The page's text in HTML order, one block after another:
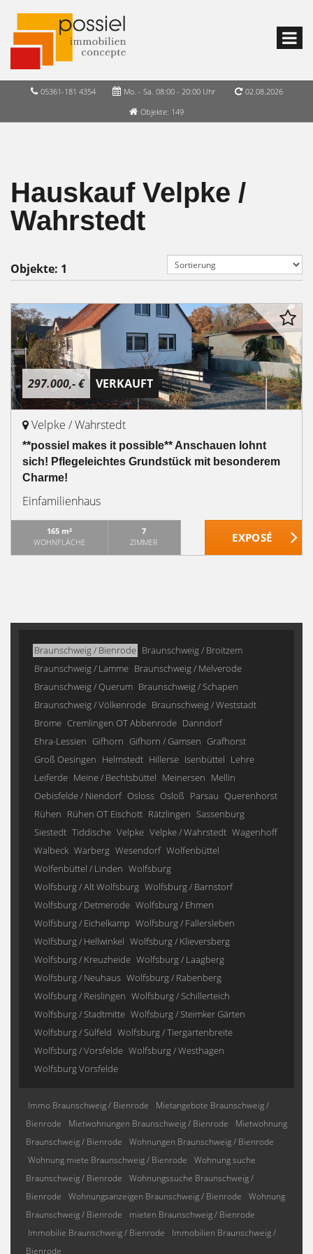
05361-181 4354 Mo. - Sa. 08:00 - 20:00 Uhr
02.08.2026
Objekte: 149
Hauskauf Velpke /
Wahrstedt
Objekte: 1
297.000,- € VERKAUFT
Velpke / Wahrstedt
**possiel makes it possible** Anschauen lohnt
sich! Pflegeleichtes Grundstück mit besonderem
Charme!
Einfamilienhaus
165 m²
WOHNFLÄCHE
7
ZIMMER
Braunschweig / Bienrode Braunschweig / Broitzem
Braunschweig / Lamme Braunschweig / Melverode
Braunschweig / Querum Braunschweig / Schapen
Braunschweig / Völkenrode Braunschweig / Weststadt
Brome Cremlingen OT Abbenrode Danndorf
Ehra-Lessien Gifhorn Gifhorn / Gamsen Grafhorst
Groß Oesingen Helmstedt Hillerse Isenbüttel Lehre
Leiferde Meine / Bechtsbüttel Meinersen Mellin
Oebisfelde / Niendorf Osloss Osloß Parsau Querenhorst
Rühen Rühen OT Eischott Rätzlingen Sassenburg
Siestedt Tiddische Velpke Velpke / Wahrstedt Wagenhoff
Walbeck Warberg Wesendorf Wolfenbüttel
Wolfenbüttel / Linden Wolfsburg
Wolfsburg / Alt Wolfsburg Wolfsburg / Barnstorf
Wolfsburg / Detmerode Wolfsburg / Ehmen
Wolfsburg / Eichelkamp Wolfsburg / Fallersleben
Wolfsburg / Hellwinkel Wolfsburg / Klieversberg
Wolfsburg / Kreuzheide Wolfsburg / Laagberg
Wolfsburg / Neuhaus Wolfsburg / Rabenberg
Wolfsburg / Reislingen Wolfsburg / Schillerteich
Wolfsburg / Stadtmitte Wolfsburg / Steimker Gärten
Wolfsburg / Sülfeld Wolfsburg / Tiergartenbreite
Wolfsburg / Vorsfelde Wolfsburg / Westhagen
Wolfsburg Vorsfelde
Immo Braunschweig / Bienrode
Mietangebote Braunschweig /
Bienrode
Mietwohnungen Braunschweig / Bienrode
Mietwohnung
Braunschweig / Bienrode
Wohnungen Braunschweig / Bienrode
Wohnung miete Braunschweig / Bienrode
Wohnung suche
Braunschweig / Bienrode
Wohnungssuche Braunschweig /
Bienrode
Wohnungsanzeigen Braunschweig / Bienrode
Wohnung
Braunschweig / Bienrode
mieten Braunschweig / Bienrode
Immobilie Braunschweig / Bienrode
Immobilien Braunschweig /
Bienrode